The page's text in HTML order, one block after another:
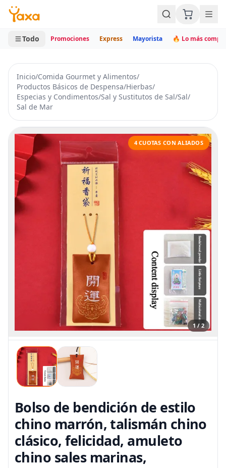
MINI CARRITO
0 productos
Todo Promociones Express Mayorista 🔥 Lo más
Inicio/Comida Gourmet y Alimentos/
Productos Básicos de Despensa/Hierbas/
Especias y Condimentos/Sal y Sustitutos de Sal/Sal/
Sal de Mar
1 / 2
4 CUOTAS CON ALIADOS
Bolso de bendición de estilo
chino marrón, talismán chino
clásico, felicidad, amuleto
chino sales marinas,